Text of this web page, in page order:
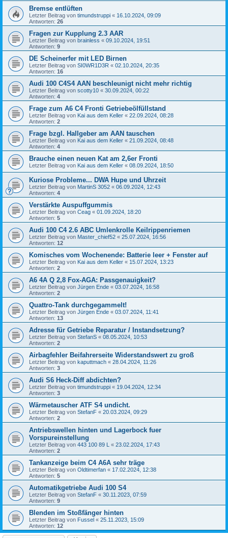
Bremse entlüften
Letzter Beitrag von timundstruppi « 16.10.2024, 09:09
Antworten: 26
Fragen zur Kupplung 2.3 AAR
Letzter Beitrag von brainless « 09.10.2024, 19:51
Antworten: 9
DE Scheinerfer mit LED Birnen
Letzter Beitrag von SI0WR1D3R « 02.10.2024, 20:35
Antworten: 16
Audi 100 C4S4 AAN beschleunigt nicht mehr richtig
Letzter Beitrag von scotty10 « 30.09.2024, 00:22
Antworten: 4
Frage zum A6 C4 Fronti Getriebeölfüllstand
Letzter Beitrag von Kai aus dem Keller « 22.09.2024, 08:28
Antworten: 2
Frage bzgl. Hallgeber am AAN tauschen
Letzter Beitrag von Kai aus dem Keller « 21.09.2024, 08:48
Antworten: 4
Brauche einen neuen Kat am 2,6er Fronti
Letzter Beitrag von Kai aus dem Keller « 08.09.2024, 18:50
Kuriose Probleme... DWA Hupe und Uhrzeit
Letzter Beitrag von MartinS 3052 « 06.09.2024, 12:43
Antworten: 4
Verstärkte Auspuffgummis
Letzter Beitrag von Ceag « 01.09.2024, 18:20
Antworten: 5
Audi 100 C4 2.6 ABC Umlenkrolle Keilrippenriemen
Letzter Beitrag von Master_chief52 « 25.07.2024, 16:56
Antworten: 12
Komisches vom Wochenende: Batterie leer + Fenster auf
Letzter Beitrag von Kai aus dem Keller « 15.07.2024, 13:23
Antworten: 2
A6 4A Q 2,8 Fox-AGA: Passgenauigkeit?
Letzter Beitrag von Jürgen Ende « 03.07.2024, 16:58
Antworten: 2
Quattro-Tank durchgegammelt!
Letzter Beitrag von Jürgen Ende « 03.07.2024, 11:41
Antworten: 13
Adresse für Getriebe Reparatur / Instandsetzung?
Letzter Beitrag von StefanS « 08.05.2024, 10:53
Antworten: 2
Airbagfehler Beifahrerseite Widerstandswert zu groß
Letzter Beitrag von kaputtmach « 28.04.2024, 11:26
Antworten: 3
Audi S6 Heck-Diff abdichten?
Letzter Beitrag von timundstruppi « 19.04.2024, 12:34
Antworten: 3
Wärmetauscher ATF S4 undicht.
Letzter Beitrag von StefanF « 20.03.2024, 09:29
Antworten: 2
Antriebswellen hinten und Lagerbock fuer
Vorspureinstellung
Letzter Beitrag von 443 100 89 L « 23.02.2024, 17:43
Antworten: 2
Tankanzeige beim C4 A6A sehr träge
Letzter Beitrag von Oldtimerfan « 17.02.2024, 12:38
Antworten: 5
Automatikgetriebe Audi 100 S4
Letzter Beitrag von StefanF « 30.11.2023, 07:59
Antworten: 9
Blenden im Stoßfänger hinten
Letzter Beitrag von Fussel « 25.11.2023, 15:09
Antworten: 12